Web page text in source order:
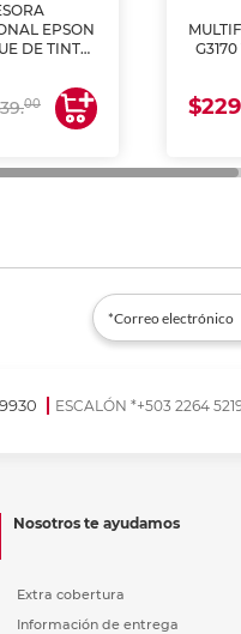
EPSON
DE TINTA
00
ESCALÓN *+503 2264
Nosotros te ayudamos
Extra cobertura
Información de entrega